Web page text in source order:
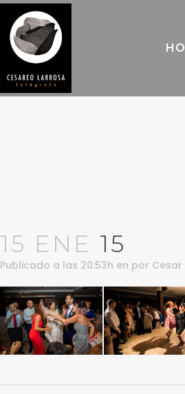
15 ENE 15
Publicado a las 20:53h en por